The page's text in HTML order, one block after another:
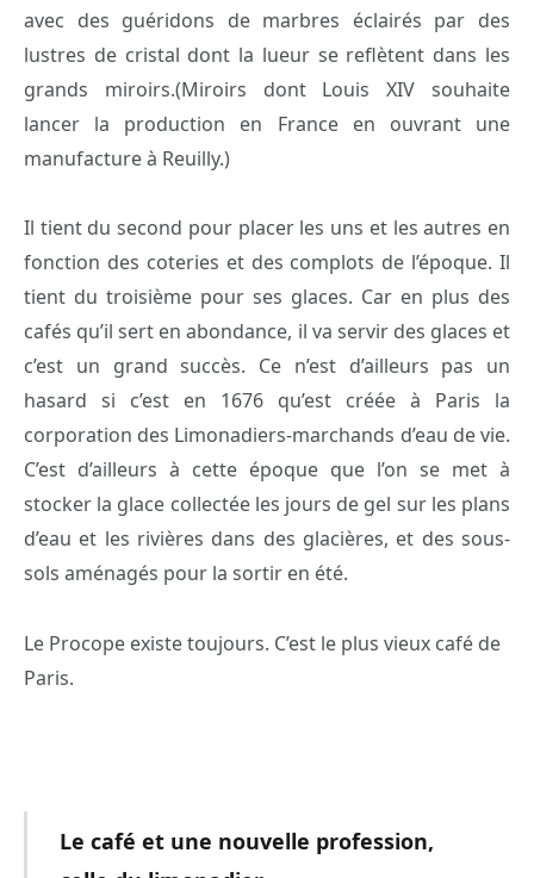
avec des guéridons de marbres éclairés par des
lustres de cristal dont la lueur se reflètent dans les
grands miroirs.(Miroirs dont Louis XIV souhaite
lancer la production en France en ouvrant une
manufacture à Reuilly.)
Il tient du second pour placer les uns et les autres en
fonction des coteries et des complots de l’époque. Il
tient du troisième pour ses glaces. Car en plus des
cafés qu’il sert en abondance, il va servir des glaces et
c’est un grand succès. Ce n’est d’ailleurs pas un
hasard si c’est en 1676 qu’est créée à Paris la
corporation des Limonadiers-marchands d’eau de vie.
C’est d’ailleurs à cette époque que l’on se met à
stocker la glace collectée les jours de gel sur les plans
d’eau et les rivières dans des glacières, et des sous-
sols aménagés pour la sortir en été.
Le Procope existe toujours. C’est le plus vieux café de
Paris.
Le café et une nouvelle profession,